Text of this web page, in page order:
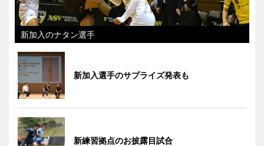
新加入のナタン選手
新加入選手のサプライズ発表も
新練習拠点のお披露目試合